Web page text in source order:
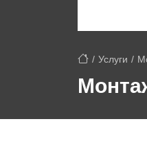
Услуги